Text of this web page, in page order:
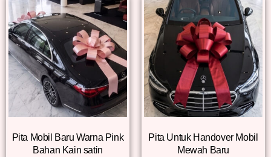
Pita Mobil Baru Warna Pink
Bahan Kain satin
Pita Untuk Handover Mobil
Mewah Baru